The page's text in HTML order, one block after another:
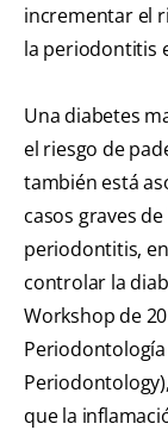
incrementar el
la periodontitis
Una diabetes
el riesgo de
también está
casos graves
periodontitis,
controlar la
Workshop de
Periodontología
que la